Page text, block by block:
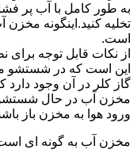
به طور کامل با آب پر
تخلیه کنید.اینگونه
است.
از نکات قابل توجه
این است که در شستشو
گاز کلر در آن وجود
مخزن آب در حال شستشو
ورود هوا به مخزن باز
مخزن آب به گونه ای